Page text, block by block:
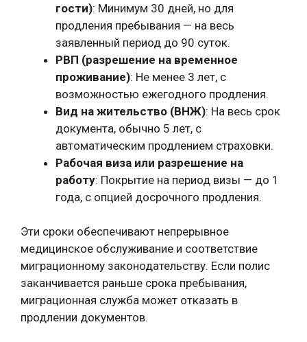
гости): Минимум 30 дней, но для
продления пребывания — на весь
заявленный период до 90 суток.
РВП (разрешение на временное
проживание): Не менее 3 лет, с
возможностью ежегодного продления.
Вид на жительство (ВНЖ): На весь срок
документа, обычно 5 лет, с
автоматическим продлением страховки.
Рабочая виза или разрешение на
работу: Покрытие на период визы — до 1
года, с опцией досрочного продления.
Эти сроки обеспечивают непрерывное
медицинское обслуживание и соответствие
миграционному законодательству. Если полис
заканчивается раньше срока пребывания,
миграционная служба может отказать в
продлении документов.